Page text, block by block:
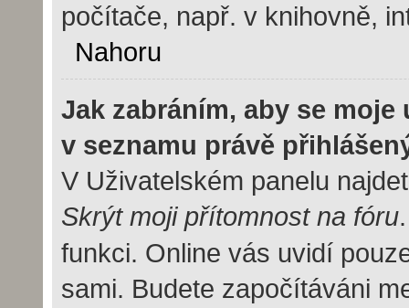
počítače, např. v knihovně,
Nahoru
Jak zabráním, aby se
v seznamu právě
V Uživatelském panelu
Skrýt moji přítomnost na fóru
funkci. Online vás uvidí
sami. Budete započítáváni